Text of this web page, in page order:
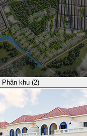
Phân khu (2)